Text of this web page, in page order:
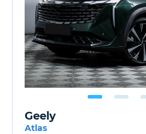
Geely
Atlas